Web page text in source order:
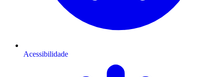
Acessibilidade